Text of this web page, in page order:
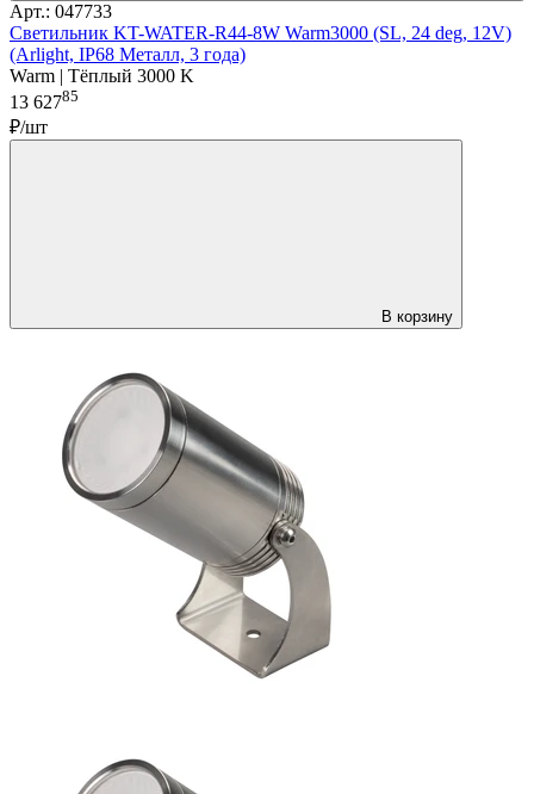
Арт.: 047733
Светильник KT-WATER-R44-8W Warm3000 (SL, 24 deg, 12V)
(Arlight, IP68 Металл, 3 года)
Warm | Тёплый 3000 K
13 62785
₽/шт
В корзину